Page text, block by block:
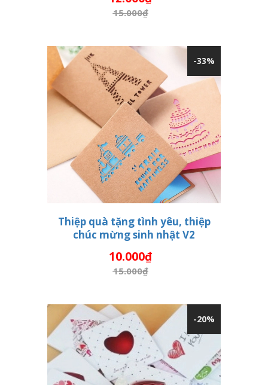
15.000₫
-33%
Thiệp quà tặng tình yêu, thiệp
chúc mừng sinh nhật V2
10.000₫
15.000₫
-20%